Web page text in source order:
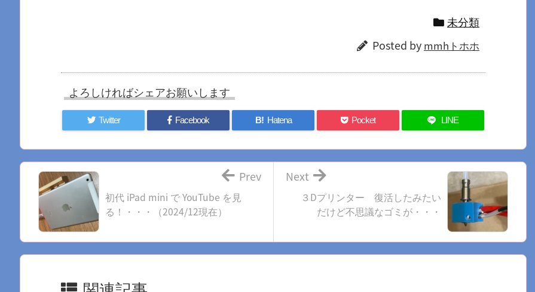
未分類
Posted by mmhトホホ
よろしければシェアお願いします
Twitter Facebook B! Hatena Pocket LINE
３Dプリンター 復活したみたい
だけど不思議なゴミが・・・
Next
初代 iPad mini で YouTube を見
る！・・・（2024/12現在）
Prev